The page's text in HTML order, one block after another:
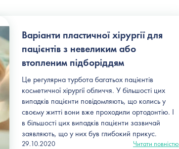
Варіанти пластичної хірургії для
пацієнтів з невеликим або
втопленим підборіддям
Це регулярна турбота багатьох пацієнтів
косметичної хірургії обличчя. У більшості цих
випадків пацієнти повідомляють, що колись у
своєму житті вони вже проходили ортодонтію. І
в більшості цих випадків пацієнти зазвичай
заявляють, що у них був глибокий прикус.
29.10.2020 Читати повністю